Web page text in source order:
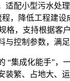
适配小型污水处
程，降低工程建
格，支持根据客
与控制参数，满足
“集成化能手”，
装繁、占地大、